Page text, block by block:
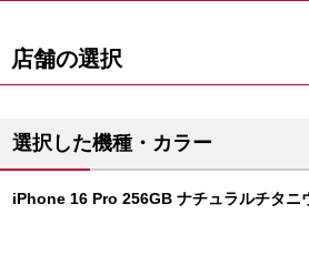
店舗の選択
選択した機種・カラー
iPhone 16 Pro 256GB ナチュラルチタニ